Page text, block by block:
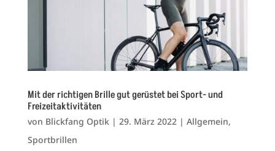
Mit der richtigen Brille gut gerüstet bei Sport- und
Freizeitaktivitäten
von Blickfang Optik| 29. März 2022| Allgemein,
Sportbrillen